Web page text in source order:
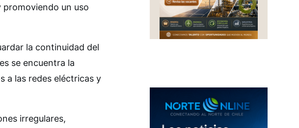
promoviendo un uso
la continuidad del
se encuentra la
a las redes eléctricas y
irregulares,